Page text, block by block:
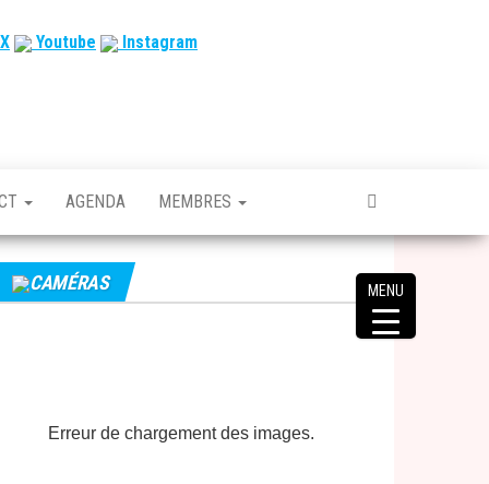
Youtube Instagram
AGENDA MEMBRES
CAMÉRAS
Erreur de chargement des images.
MENU